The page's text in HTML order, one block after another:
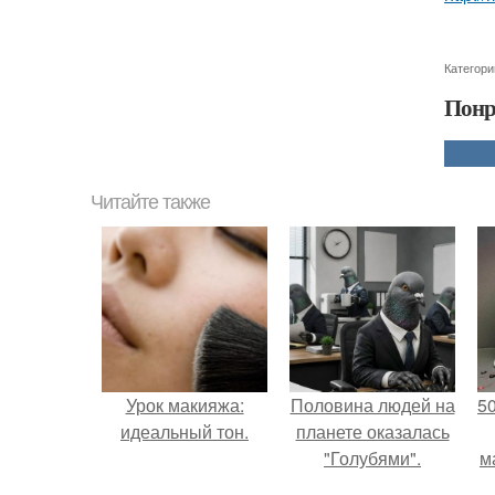
Читайте также
Урок макияжа:
идеальный тон.
Половина людей на
планете оказалась
"Голубями".